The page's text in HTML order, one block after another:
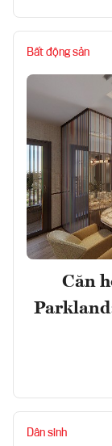
Bất động sản
Căn
Dân sinh